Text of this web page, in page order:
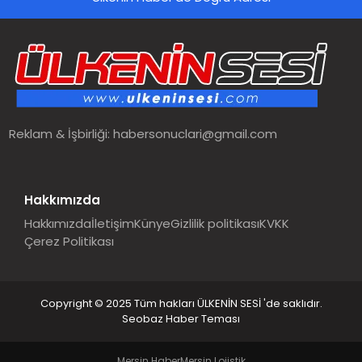
TEKNOLOJI
Reklam & İşbirliği:habersonuclari@gmail.com
Hakkımızda
HakkımızdaİletişimKünyeGizlilik politikasıKVKK
Çerez Politikası
Copyright © 2025 Tüm hakları ÜLKENİN SESİ 'de saklıdır.
Seobaz Haber Teması